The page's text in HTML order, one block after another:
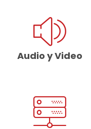
Audio y Video